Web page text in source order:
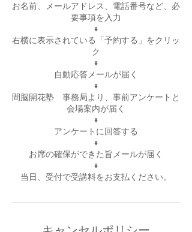
お名前、メールアドレス、電話番号など、必
要事項を入力
↓
右横に表示されている「予約する」をクリッ
ク
↓
自動応答メールが届く
↓
間脳開花塾 事務局より、事前アンケートと
会場案内が届く
↓
アンケートに回答する
↓
お席の確保ができた旨メールが届く
↓
当日、受付で受講料をお支払ください。